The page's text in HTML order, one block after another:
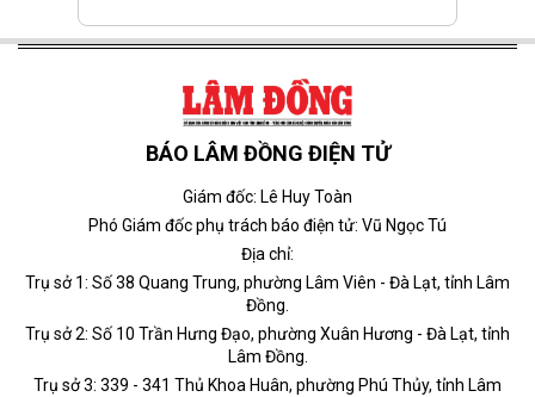
BÁO LÂM ĐỒNG ĐIỆN TỬ
Giám đốc: Lê Huy Toàn
Phó Giám đốc phụ trách báo điện tử: Vũ Ngọc Tú
Địa chỉ:
Trụ sở 1: Số 38 Quang Trung, phường Lâm Viên - Đà Lạt, tỉnh Lâm
Đồng.
Trụ sở 2: Số 10 Trần Hưng Đạo, phường Xuân Hương - Đà Lạt, tỉnh
Lâm Đồng.
Trụ sở 3: 339 - 341 Thủ Khoa Huân, phường Phú Thủy, tỉnh Lâm